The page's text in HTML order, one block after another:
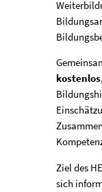
بروفايل
kostenlos,
Ziel des
sich